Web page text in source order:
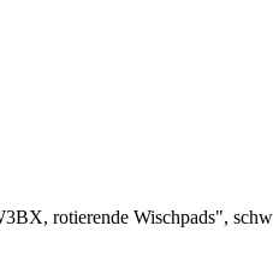
rotierende Wischpads",